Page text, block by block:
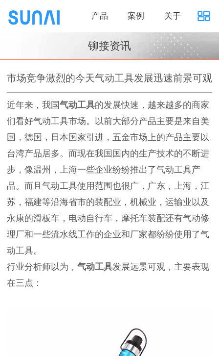
产品 案例 关于
铆接资讯
市场竞争激烈的今天气动工具发展迅速前景可观
近年来，我国气动工具的发展快速，越来越多的商家
们看好气动工具市场。以前大部分产品主要是来自美
国，德国，日本国家引进，五金市场上的产品主要以
台湾产品居多。而现在我国国内的生产技术的不断进
步，像温州，上海一些企业纷纷推出了气动工具产
品。而且气动工具使用范围也很广，广东，上海，江
苏，福建等沿海省市的装配业，机械业，运输业以及
永康的滑板车，电动自行车，摩托车装配还有气动修
理厂和一些流水线工作的企业和厂家都纷纷使用了气
动工具。
行业分析师以为， 气动工具发展远景可观，主要表现
在三点：